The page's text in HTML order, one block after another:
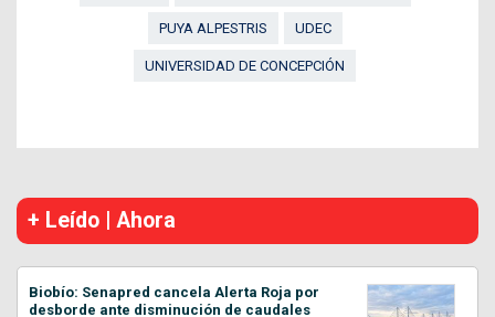
PUYA ALPESTRIS UDEC
UNIVERSIDAD DE CONCEPCIÓN
+ Leído | Ahora
Biobío: Senapred cancela Alerta Roja por
desborde ante disminución de caudales